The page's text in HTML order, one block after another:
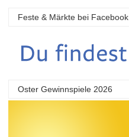
Feste & Märkte bei Facebook
Oster Gewinnspiele 2026